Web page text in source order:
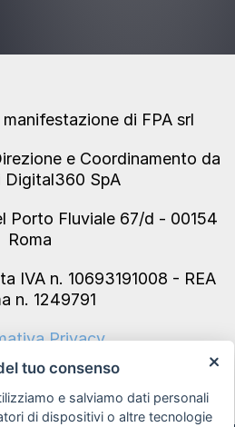
di FPA srl
e Coordinamento da
Digital360 SpA
Porto Fluviale 67/d - 00154
Roma
IVA n. 10693191008 - REA
n. 1249791
Privacy
tuo consenso
e salviamo dati personali
di dispositivi o altre tecnologie